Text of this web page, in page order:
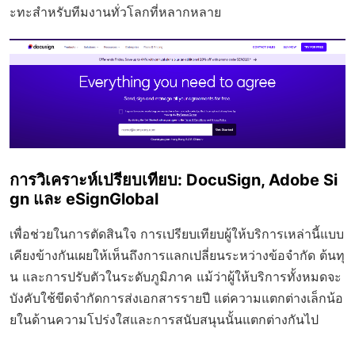
ะทะสำหรับทีมงานทั่วโลกที่หลากหลาย
การวิเคราะห์เปรียบเทียบ: DocuSign, Adobe Si
gn และ eSignGlobal
เพื่อช่วยในการตัดสินใจ การเปรียบเทียบผู้ให้บริการเหล่านี้แบบ
เคียงข้างกันเผยให้เห็นถึงการแลกเปลี่ยนระหว่างข้อจำกัด ต้นทุ
น และการปรับตัวในระดับภูมิภาค แม้ว่าผู้ให้บริการทั้งหมดจะ
บังคับใช้ขีดจำกัดการส่งเอกสารรายปี แต่ความแตกต่างเล็กน้อ
ยในด้านความโปร่งใสและการสนับสนุนนั้นแตกต่างกันไป